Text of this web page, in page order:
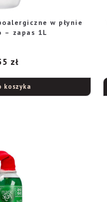
w płynie
– zapas 1L
zł
koszyka